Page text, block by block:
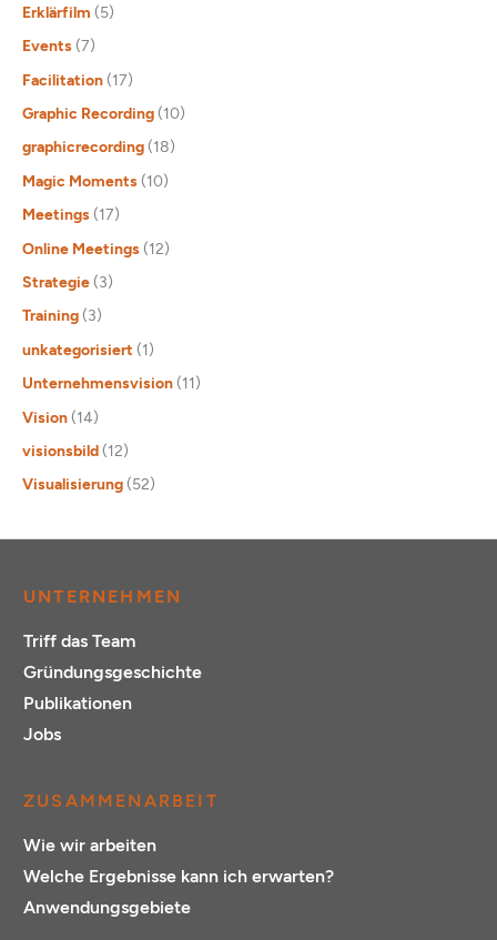
Erklärfilm (5)
Events (7)
Facilitation (17)
Graphic Recording (10)
graphicrecording (18)
Magic Moments (10)
Meetings (17)
Online Meetings (12)
Strategie (3)
Training (3)
unkategorisiert (1)
Unternehmensvision (11)
Vision (14)
visionsbild (12)
Visualisierung (52)
UNTERNEHMEN
Triff das Team
Gründungsgeschichte
Publikationen
Jobs
ZUSAMMENARBEIT
Wie wir arbeiten
Welche Ergebnisse kann ich erwarten?
Anwendungsgebiete